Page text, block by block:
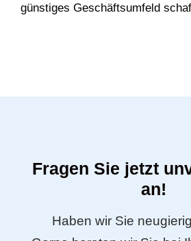
günstiges Geschäftsumfeld
Fragen Sie jetzt
an!
Haben wir Sie